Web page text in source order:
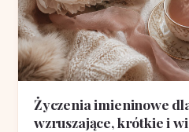
Życzenia imieninowe
wzruszające, krótkie i